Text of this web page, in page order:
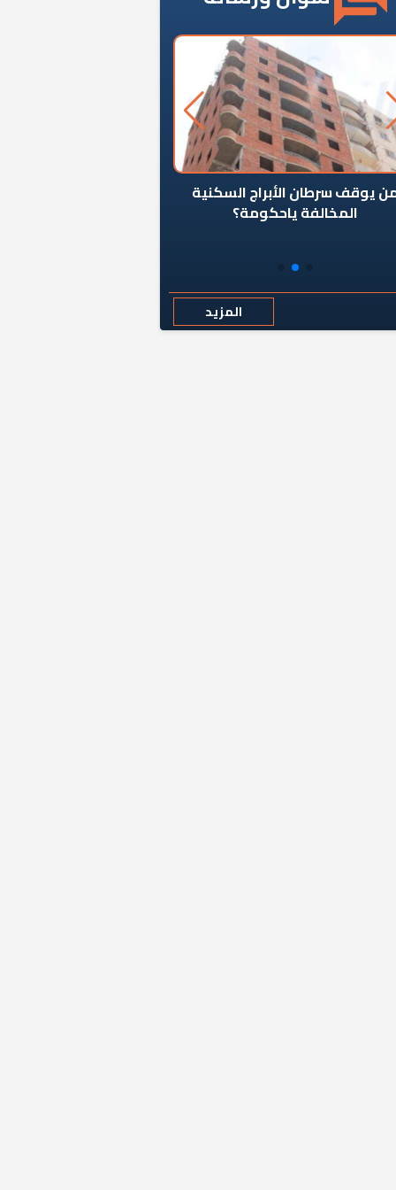
يوقف سرطان الأبراج السكنية
المخالفة ياحكومة؟
المزيد